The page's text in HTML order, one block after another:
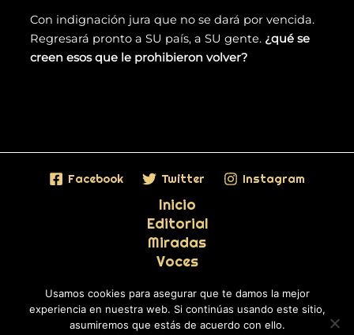
Con indignación jura que no se dará por vencida.
Regresará pronto a SU país, a SU gente. ¿qué se
creen esos que le prohibieron volver?
Facebook Twitter Instagram
Inicio
Editorial
Miradas
Voces
Usamos cookies para asegurar que te damos la mejor
experiencia en nuestra web. Si continúas usando este sitio,
asumiremos que estás de acuerdo con ello.